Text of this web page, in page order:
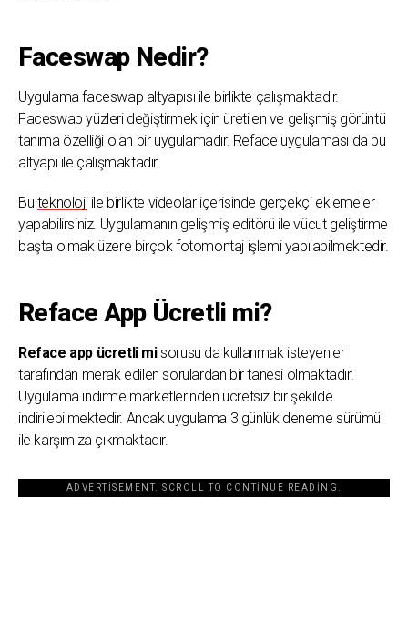
Faceswap Nedir?
Uygulama faceswap altyapısı ile birlikte çalışmaktadır.
Faceswap yüzleri değiştirmek için üretilen ve gelişmiş görüntü
tanıma özelliği olan bir uygulamadır. Reface uygulaması da bu
altyapı ile çalışmaktadır.
Bu teknolojiile birlikte videolar içerisinde gerçekçi eklemeler
yapabilirsiniz. Uygulamanın gelişmiş editörü ile vücut geliştirme
başta olmak üzere birçok fotomontaj işlemi yapılabilmektedir.
Reface App Ücretli mi?
Reface app ücretli misorusu da kullanmak isteyenler
tarafından merak edilen sorulardan bir tanesi olmaktadır.
Uygulama indirme marketlerinden ücretsiz bir şekilde
indirilebilmektedir. Ancak uygulama 3 günlük deneme sürümü
ile karşımıza çıkmaktadır.
ADVERTISEMENT. SCROLL TO CONTINUE READING.